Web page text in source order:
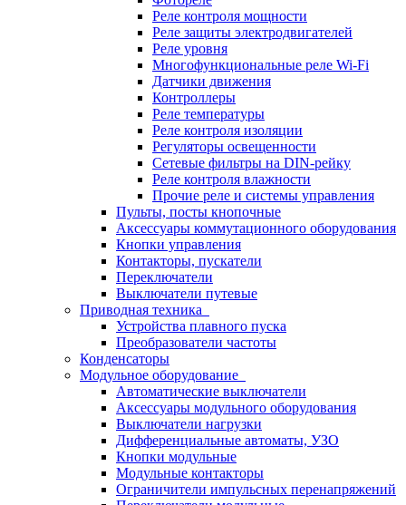
Реле контроля мощности
Реле защиты электродвигателей
Реле уровня
Многофункциональные реле Wi-Fi
Датчики движения
Контроллеры
Реле температуры
Реле контроля изоляции
Регуляторы освещенности
Сетевые фильтры на DIN-рейку
Реле контроля влажности
Прочие реле и системы управления
Пульты, посты кнопочные
Аксессуары коммутационного оборудования
Кнопки управления
Контакторы, пускатели
Переключатели
Выключатели путевые
Приводная техника
Устройства плавного пуска
Преобразователи частоты
Конденсаторы
Модульное оборудование
Автоматические выключатели
Аксессуары модульного оборудования
Выключатели нагрузки
Дифференциальные автоматы, УЗО
Кнопки модульные
Модульные контакторы
Ограничители импульсных перенапряжений